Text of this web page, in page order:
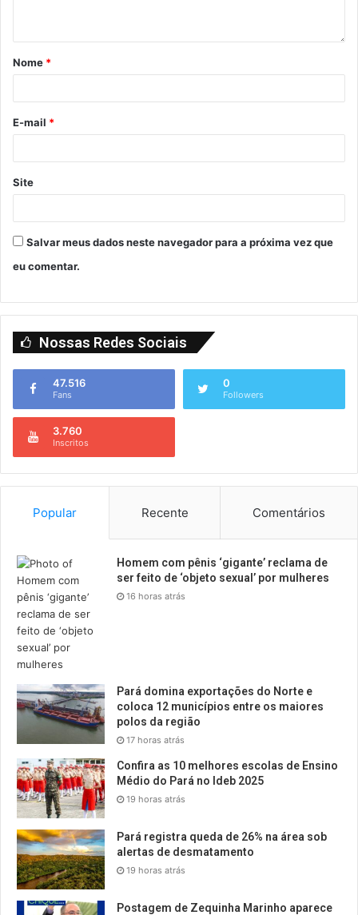
Nome *
E-mail *
Site
Salvar meus dados neste navegador para a próxima vez que
eu comentar.
Nossas Redes Sociais
47.516
Fans
0
Followers
3.760
Inscritos
Popular Recente Comentários
Homem com pênis ‘gigante’ reclama de
ser feito de ‘objeto sexual’ por mulheres
16 horas atrás
Pará domina exportações do Norte e
coloca 12 municípios entre os maiores
polos da região
17 horas atrás
Confira as 10 melhores escolas de Ensino
Médio do Pará no Ideb 2025
19 horas atrás
Pará registra queda de 26% na área sob
alertas de desmatamento
19 horas atrás
Postagem de Zequinha Marinho aparece